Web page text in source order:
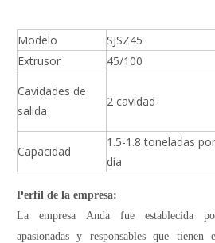
Modelo SJSZ45
Extrusor
45/100
Cavidades de
salida
2 cavidad
Capacidad
1.5-1.8 toneladas por
día
Perfil de la empresa:
La empresa Anda fue establecida
apasionadas y responsables que tienen